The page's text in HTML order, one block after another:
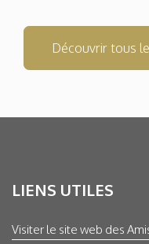
Découvrir tous
LIENS UTILES
Visiter le site web des